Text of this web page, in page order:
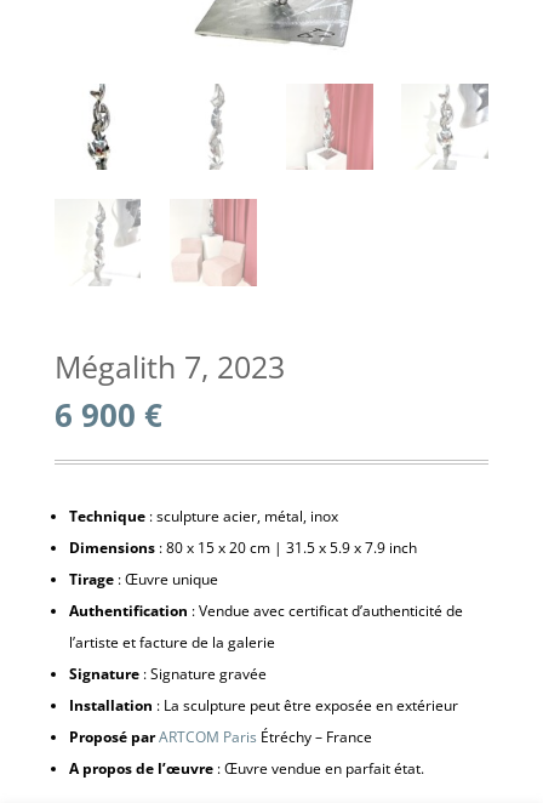
Mégalith 7, 2023
6 900 €
Technique: sculpture acier, métal, inox
Dimensions: 80 x 15 x 20 cm | 31.5 x 5.9 x 7.9 inch
Tirage: Œuvre unique
Authentification : Vendue avec certificat d’authenticité de
l’artiste et facture de la galerie
Signature: Signature gravée
Installation : La sculpture peut être exposée en extérieur
Proposé parARTCOM Paris Étréchy – France
A propos de l’œuvre: Œuvre vendue en parfait état.